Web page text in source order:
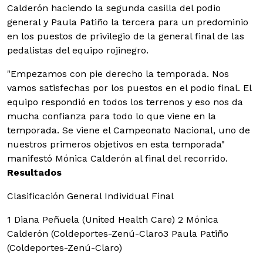
Calderón haciendo la segunda casilla del podio
general y Paula Patiño la tercera para un predominio
en los puestos de privilegio de la general final de las
pedalistas del equipo rojinegro.
"Empezamos con pie derecho la temporada. Nos
vamos satisfechas por los puestos en el podio final. El
equipo respondió en todos los terrenos y eso nos da
mucha confianza para todo lo que viene en la
temporada. Se viene el Campeonato Nacional, uno de
nuestros primeros objetivos en esta temporada"
manifestó Mónica Calderón al final del recorrido.
Resultados
Clasificación General Individual Final
1 Diana Peñuela (United Health Care) 2 Mónica
Calderón (Coldeportes-Zenú-Claro3 Paula Patiño
(Coldeportes-Zenú-Claro)